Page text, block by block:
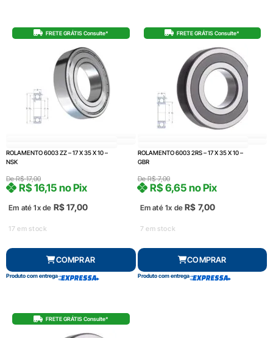
FRETE GRÁTIS Consulte*
ROLAMENTO 6003 ZZ – 17 X 35 X 10 –
NSK
DeR$17,00
Em até 1x de R$17,00
R$16,15 no Pix
17 em stock
COMPRAR
Produto com entrega
FRETE GRÁTIS Consulte*
ROLAMENTO 6003 2RS – 17 X 35 X 10 –
GBR
DeR$7,00
Em até 1x deR$ 7,00
R$6,65 no Pix
7 em stock
COMPRAR
Produto com entrega
FRETE GRÁTIS Consulte*